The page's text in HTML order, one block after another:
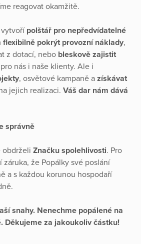
reagovat okamžitě.
vytvoří polštář pro nepředvídatelné
flexibilně pokrýt provozní náklady,
z dotací, nebo bleskově zajistit
pro nás i naše klienty. Ale i
, osvětové kampaně a získávat
jejich realizaci. Váš dar nám dává
správně
obdrželi Značku spolehlivosti. Pro
že Popálky své poslání
a s každou korunou hospodaří
snahy. Nenechme popálené na
Děkujeme za jakoukoliv částku!